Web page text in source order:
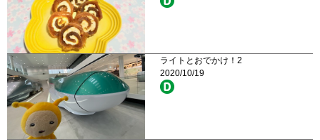
ライトとおでかけ！2
2020/10/19